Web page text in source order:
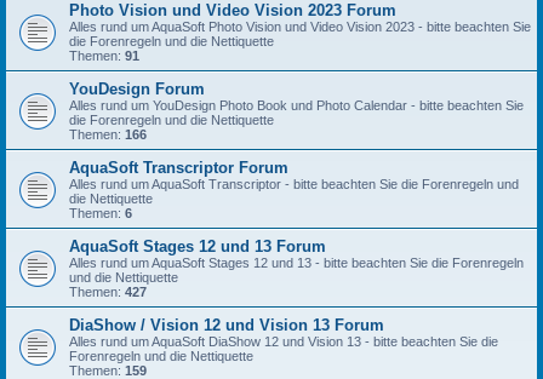
Photo Vision und Video Vision 2023 Forum
Alles rund um AquaSoft Photo Vision und Video Vision 2023 - bitte beachten Sie
die Forenregeln und die Nettiquette
Themen: 91
YouDesign Forum
Alles rund um YouDesign Photo Book und Photo Calendar - bitte beachten Sie
die Forenregeln und die Nettiquette
Themen: 166
AquaSoft Transcriptor Forum
Alles rund um AquaSoft Transcriptor - bitte beachten Sie die Forenregeln und
die Nettiquette
Themen: 6
AquaSoft Stages 12 und 13 Forum
Alles rund um AquaSoft Stages 12 und 13 - bitte beachten Sie die Forenregeln
und die Nettiquette
Themen: 427
DiaShow / Vision 12 und Vision 13 Forum
Alles rund um AquaSoft DiaShow 12 und Vision 13 - bitte beachten Sie die
Forenregeln und die Nettiquette
Themen: 159